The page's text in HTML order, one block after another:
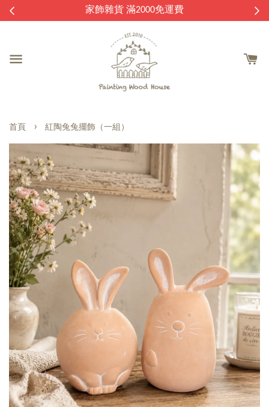
家飾雜貨 滿2000免運費
首頁 › 紅陶兔兔擺飾（一組）